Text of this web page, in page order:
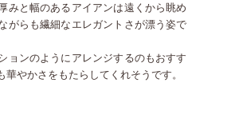
みと幅のあるアイアンは遠くから眺め
がらも繊細なエレガントさが漂う姿で
ョンのようにアレンジするのもおすす
やかさをもたらしてくれそうです。